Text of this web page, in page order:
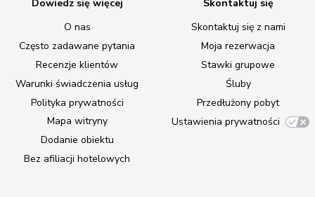
Dowiedz się więcej
O nas
Często zadawane pytania
Recenzje klientów
Warunki świadczenia usług
Polityka prywatności
Mapa witryny
Dodanie obiektu
Bez afiliacji hotelowych
Skontaktuj się
Skontaktuj się z nami
Moja rezerwacja
Stawki grupowe
Śluby
Przedłużony pobyt
Ustawienia prywatności